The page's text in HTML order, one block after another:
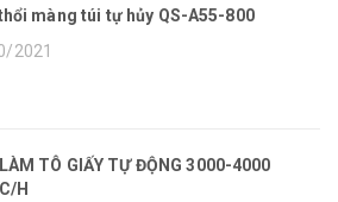
màng túi tự hủy QS-A55-800
2021
TÔ GIẤY TỰ ĐỘNG 3000-4000
H